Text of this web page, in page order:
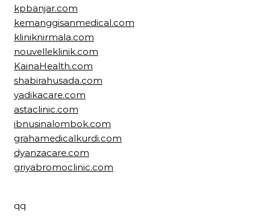
kpbanjar.com
kemanggisanmedical.com
kliniknirmala.com
nouvelleklinik.com
KainaHealth.com
shabirahusada.com
yadikacare.com
astaclinic.com
ibnusinalombok.com
grahamedicalkurdi.com
dyanzacare.com
griyabromoclinic.com
qq